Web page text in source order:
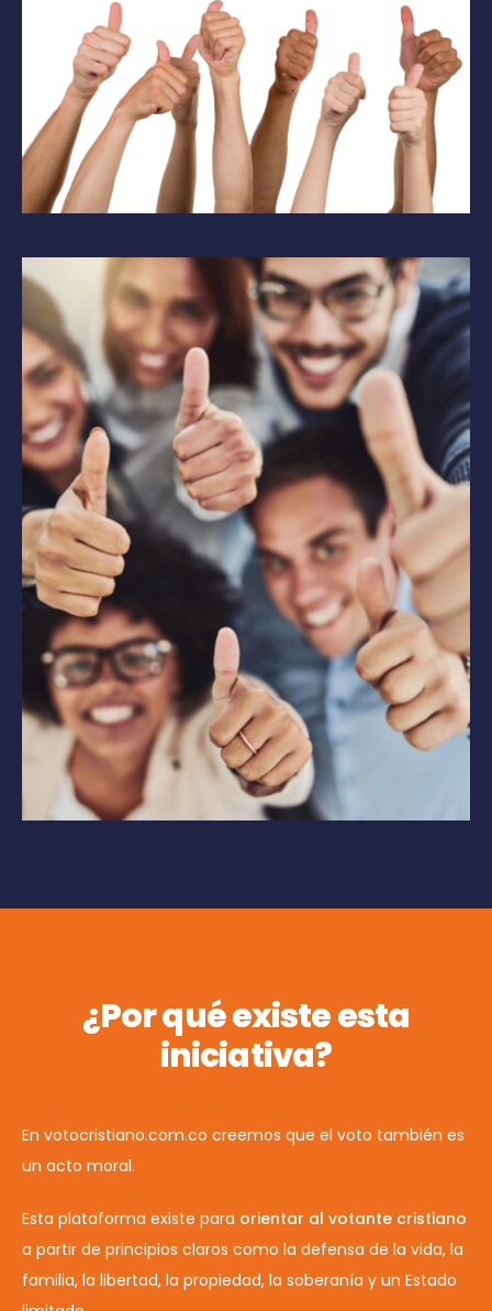
¿Por qué existe esta
iniciativa?
En votocristiano.com.co creemos que el voto también es
un acto moral.
Esta plataforma existe para orientar al votante cristiano
a partir de principios claros como la defensa de la vida, la
familia, la libertad, la propiedad, la soberanía y un Estado